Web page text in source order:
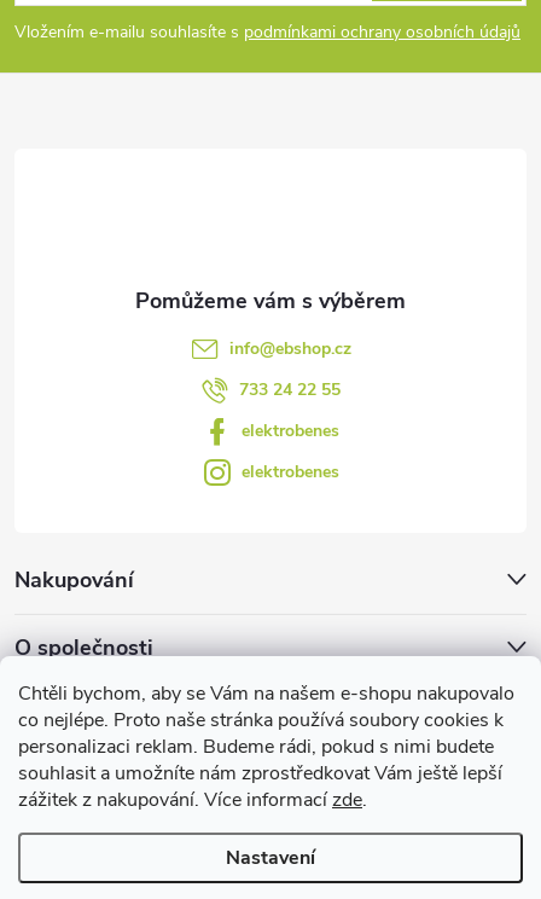
Chtěli bychom, aby se Vám na našem e-shopu nakupovalo
co nejlépe. Proto naše stránka používá soubory cookies k
personalizaci reklam. Budeme rádi, pokud s nimi budete
souhlasit a umožníte nám zprostředkovat Vám ještě lepší
zážitek z nakupování. Více informacízde.
Nastavení
p
a
Vložením e-mailu souhlasíte s podmínkami ochrany osobních údajů
Nakupování
O společnosti
Facebook
info@ebshop.cz
733 24 22 55
elektrobenes
elektrobenes
Užitečné informace